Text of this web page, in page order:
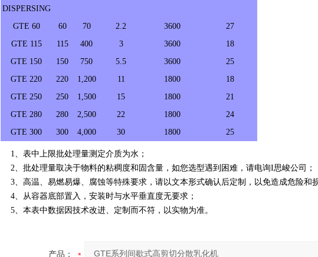
DISPERSING
GTE 60
60 70 2.2 3600
27
GTE 115
115 400 3 3600
18
GTE 150
150 750 5.5 3600
25
GTE 220
220 1,200 11 1800
18
GTE 250
250 1,500 15 1800
21
GTE 280
280 2,500 22 1800
24
GTE 300
300 4,000 30 1800 25
1、表中上限批处理量测定介质为水；
2、批处理量取决于物料的粘稠度和固含量，如您选型遇到困难，请电询I思峻公司；
3、高温、易燃易爆、腐蚀等特殊要求，请以文本形式确认后定制，以免造成危险和
4、从容器底部置入，安装时与水平垂直度无要求；
5、本表中数据因技术改进、定制而不符，以实物为准。
产品：